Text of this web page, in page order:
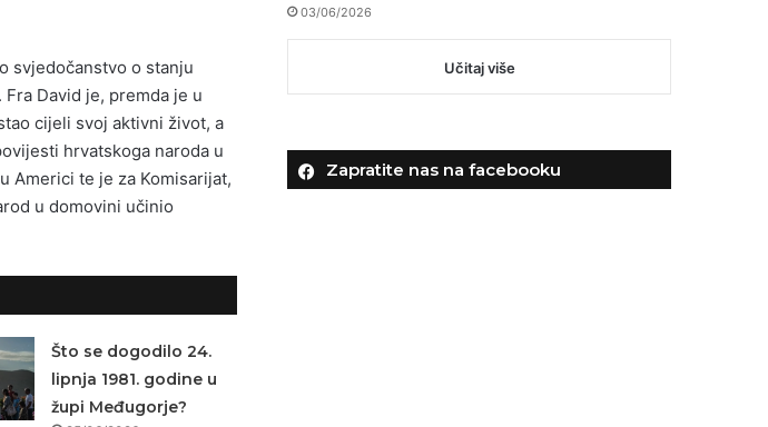
svjedočanstvo o stanju
David je, premda je u
cijeli svoj aktivni život, a
hrvatskoga naroda u
Americi te je za Komisarijat,
u domovini učinio
Što se dogodilo 24.
lipnja 1981. godine u
župi Međugorje?
03/06/2026
Učitaj više
Zapratite nas na facebooku